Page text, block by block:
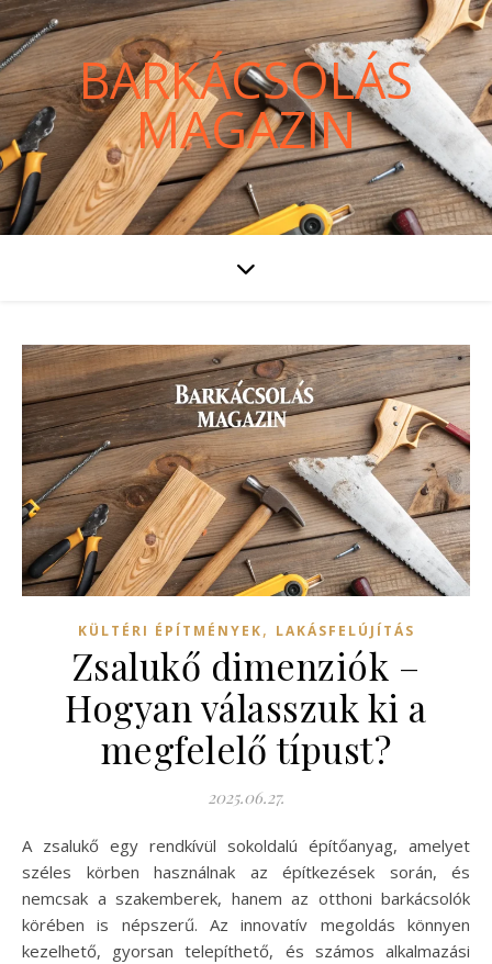
BARKÁCSOLÁS
MAGAZIN
KÜLTÉRI ÉPÍTMÉNYEK, LAKÁSFELÚJÍTÁS
Zsalukő dimenziók –
Hogyan válasszuk ki a
megfelelő típust?
2025.06.27.
A zsalukő egy rendkívül sokoldalú építőanyag, amelyet
széles körben használnak az építkezések során, és
nemcsak a szakemberek, hanem az otthoni barkácsolók
körében is népszerű. Az innovatív megoldás könnyen
kezelhető, gyorsan telepíthető, és számos alkalmazási